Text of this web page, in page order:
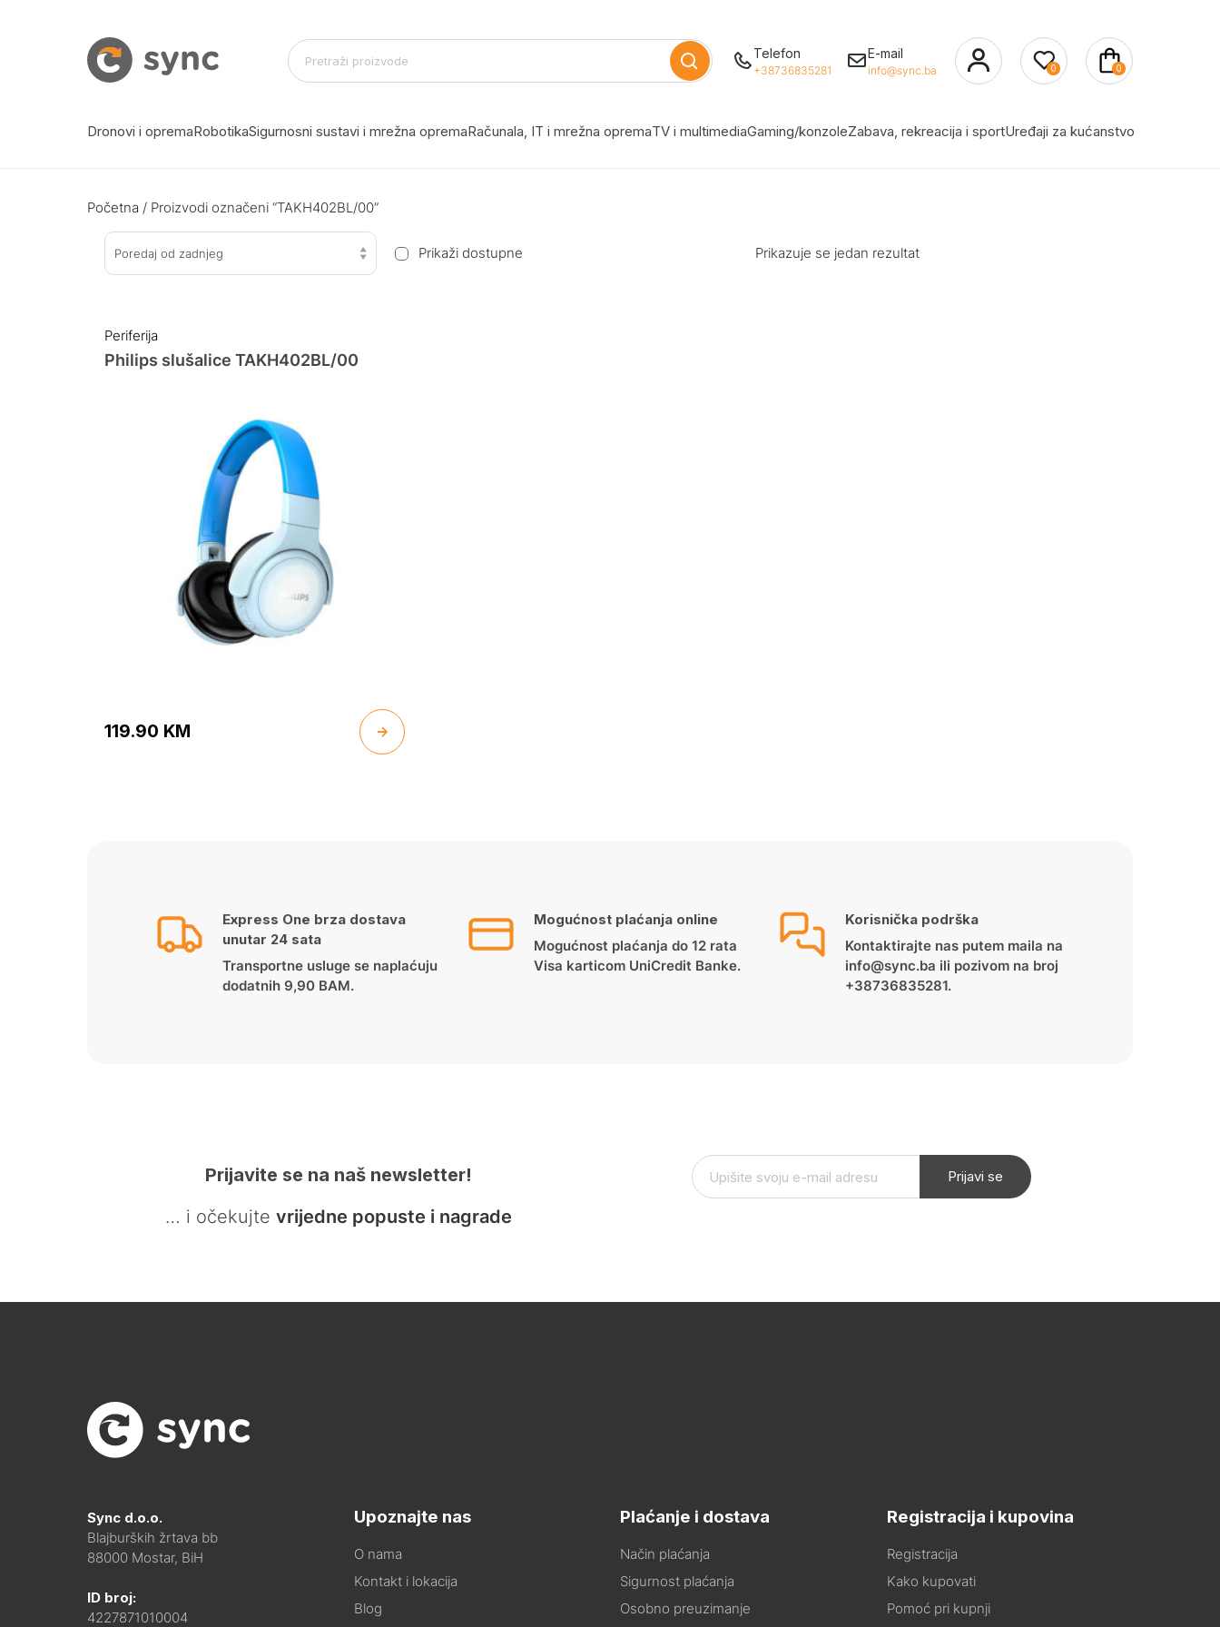
Telefon
+38736835281
E-mail
info@sync.ba 0 0
Dronovi i opremaRobotikaSigurnosni sustavi i mrežna opremaRačunala, IT i mrežna opremaTV i multimediaGaming/konzoleZabava, rekreacija i sportUređaji za kućanstvo
Početna / Proizvodi označeni “TAKH402BL/00”
Poredaj od zadnjeg Prikaži dostupne Prikazuje se jedan rezultat
Periferija
Philips slušalice TAKH402BL/00
119.90 KM
Express One brza dostava
unutar 24 sata
Transportne usluge se naplaćuju
dodatnih 9,90 BAM.
Mogućnost plaćanja online
Mogućnost plaćanja do 12 rata
Visa karticom UniCredit Banke.
Korisnička podrška
Kontaktirajte nas putem maila na
info@sync.ba ili pozivom na broj
+38736835281.
Prijavite se na naš newsletter!
… i očekujte vrijedne popuste i nagrade
Prijavi se
Sync d.o.o.
Blajburških žrtava bb
88000 Mostar, BiH
ID broj:
4227871010004
Upoznajte nas
O nama
Kontakt i lokacija
Blog
Plaćanje i dostava
Način plaćanja
Sigurnost plaćanja
Osobno preuzimanje
Registracija i kupovina
Registracija
Kako kupovati
Pomoć pri kupnji